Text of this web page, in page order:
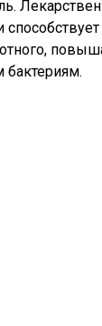
бактериям.